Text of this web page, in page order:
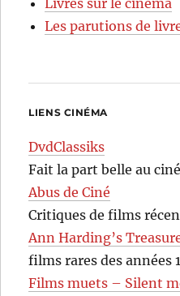
Les parutions de
LIENS CINÉMA
DvdClassiks
Fait la part belle au
Abus de Ciné
Critiques de films
Ann Harding’s
films rares des années
Films muets – Silent